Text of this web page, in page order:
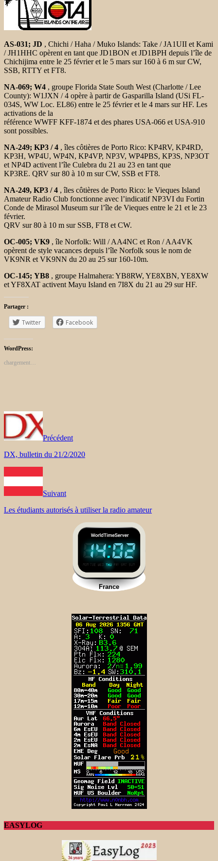
AS-031; JD , Chichi / Haha / Muko Islands: Take / JA1UII et Kami
/ JH1HHC opèrent en tant que JD1BON et JD1BPH depuis l’île de
Chichijima entre le 25 févrieret le 5 mars sur 160 à 6 m sur CW,
SSB, RTTY et FT8.
NA-069; W4 , groupe Florida State South West (Charlotte / Lee
County): W1JXN / 4 opère à partir de Gasparilla Island (USi FL-
034S, WW Loc. EL86) entre le 25 février et le 4 mars sur HF. Les
activations de la
référence WWFF KFF-1874 et des phares USA-066 et USA-910
sont possibles.
NA-249; KP3 / 4 , îles côtières de Porto Rico: KP4RV, KP4RD,
KP3H, WP4U, WP4N, KP4VP, NP3V, WP4PBS, KP3S, NP3OT
et NP4D activent l’île Culebra du 21 au 23 en tant que
KP3RE. QRV sur 80 à 10 m surCW, SSB et FT8.
NA-249, KP3 / 4 , îles côtières de Porto Rico: le Vieques Island
Amateur Radio Club fonctionne avec l’indicatif NP3VI du Fortin
Conde de Mirasol Museum sur l’île de Vieques entre le 21 et le 23
février.
QRV sur 80 à 10 m sur SSB, FT8 et CW.
OC-005; VK9 , île Norfolk: Will / AA4NC et Ron / AA4VK
opèrent de style vacances depuis l’île Norfolk sous le nom de
VK9NR et VK9NN du 20 au 25 sur 160-10m.
OC-145; YB8 , groupe Halmahera: YB8RW, YE8XBN, YE8XW
et YF8XAT activent Mayu Island en 7I8X du 21 au 29 sur HF.
Partager :
Twitter Facebook
WordPress:
chargement…
Précédent
DX, bulletin du 21/2/2020
Suivant
Les étudiants autorisés à utiliser la radio amateur
EASYLOG